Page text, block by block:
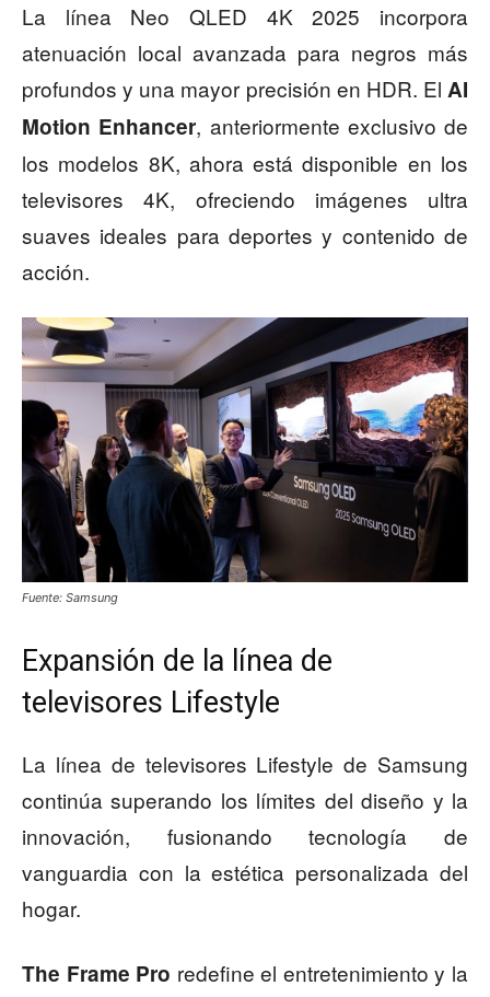
La línea Neo QLED 4K 2025 incorpora
atenuación local avanzada para negros más
profundos y una mayor precisión en HDR. El AI
Motion Enhancer, anteriormente exclusivo de
los modelos 8K, ahora está disponible en los
televisores 4K, ofreciendo imágenes ultra
suaves ideales para deportes y contenido de
acción.
Fuente: Samsung
Expansión de la línea de
televisores Lifestyle
La línea de televisores Lifestyle de Samsung
continúa superando los límites del diseño y la
innovación, fusionando tecnología de
vanguardia con la estética personalizada del
hogar.
The Frame Pro redefine el entretenimiento y la